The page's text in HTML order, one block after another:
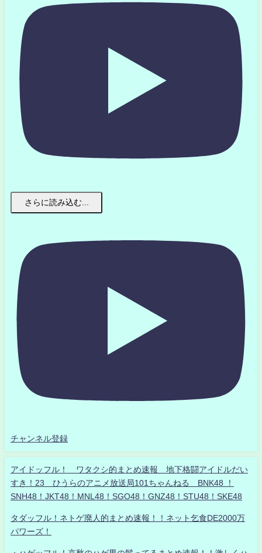
さらに読み込む...
チャンネル登録
アイドッフル！ ワタクシ的まとめ速報 地下格闘アイドルだい
すき！23 ひうらのアニメ放送局101ちゃんねる BNK48 ！
SNH48！JKT48！MNL48！SGO48！GNZ48！STU48！SKE48
タダッフル！ネトゲ廃人的まとめ速報！！ネット乞食DE2000万
パワーズ！